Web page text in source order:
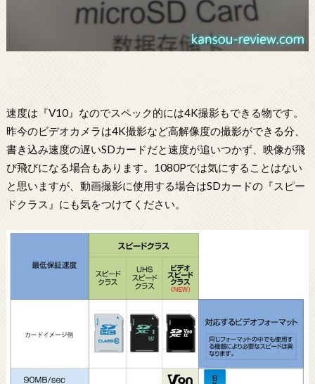
速度は『V10』なのでスペック的には4K撮影もできる物です。
昨今のビデオカメラは4K撮影など高解像度の撮影ができる分、
書き込み速度の遅いSDカードだと速度が追いつかず、映像が飛
び飛びになる場合もあります。1080Pでは気にすることはない
と思いますが、動画撮影に使用する場合はSDカードの『スピー
ドクラス』にも気をつけてください。